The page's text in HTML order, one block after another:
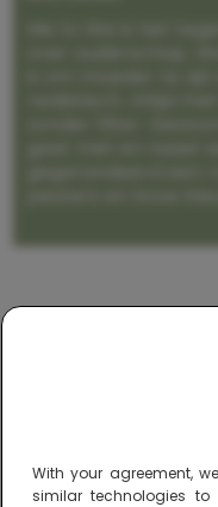
With your agreement,
similar technologies to